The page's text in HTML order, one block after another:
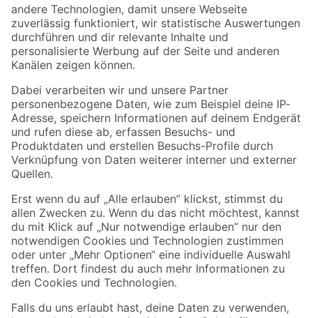
Zur Newsletter Anmeldung
Folge uns
Zahlungsarten Versandarten
Sicher einkaufen
Jetzt die toom-App herunterladen